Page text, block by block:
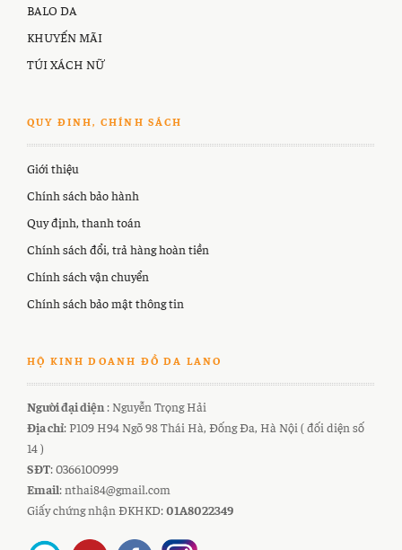
BALO DA
KHUYẾN MÃI
TÚI XÁCH NỮ
QUY ĐINH, CHÍNH SÁCH
Giới thiệu
Chính sách bảo hành
Quy định, thanh toán
Chính sách đổi, trả hàng hoàn tiền
Chính sách vận chuyển
Chính sách bảo mật thông tin
HỘ KINH DOANH ĐỒ DA LANO
Người đại diện : Nguyễn Trọng Hải
Địa chỉ: P109 H94 Ngõ 98 Thái Hà, Đống Đa, Hà Nội ( đối diện số
14 )
SĐT: 0366100999
Email: nthai84@gmail.com
Giấy chứng nhận ĐKHKD:01A8022349